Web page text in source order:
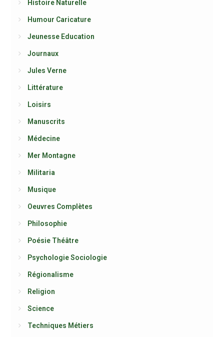
Histoire Naturelle
Humour Caricature
Jeunesse Education
Journaux
Jules Verne
Littérature
Loisirs
Manuscrits
Médecine
Mer Montagne
Militaria
Musique
Oeuvres Complètes
Philosophie
Poésie Théâtre
Psychologie Sociologie
Régionalisme
Religion
Science
Techniques Métiers